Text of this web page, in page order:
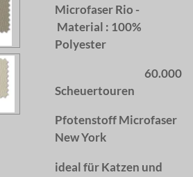
Microfaser Rio -
Material : 100%
Polyester
60.000
Scheuertouren
Pfotenstoff Microfaser
New York
ideal für Katzen und